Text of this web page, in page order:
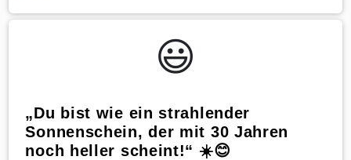
😃️
„Du bist wie ein strahlender
Sonnenschein, der mit 30 Jahren
noch heller scheint!“ ☀️😊